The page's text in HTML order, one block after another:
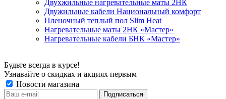
Двухжильные нагревательные маты 2НК
Двужильные кабели Национальный комфорт
Пленочный теплый пол Slim Heat
Нагревательные маты 2НК «Мастер»
Нагревательные кабели БНК «Мастер»
Будьте всегда в курсе!
Узнавайте о скидках и акциях первым
Новости магазина